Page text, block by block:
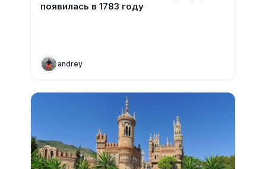
появилась в 1783 году
andrey